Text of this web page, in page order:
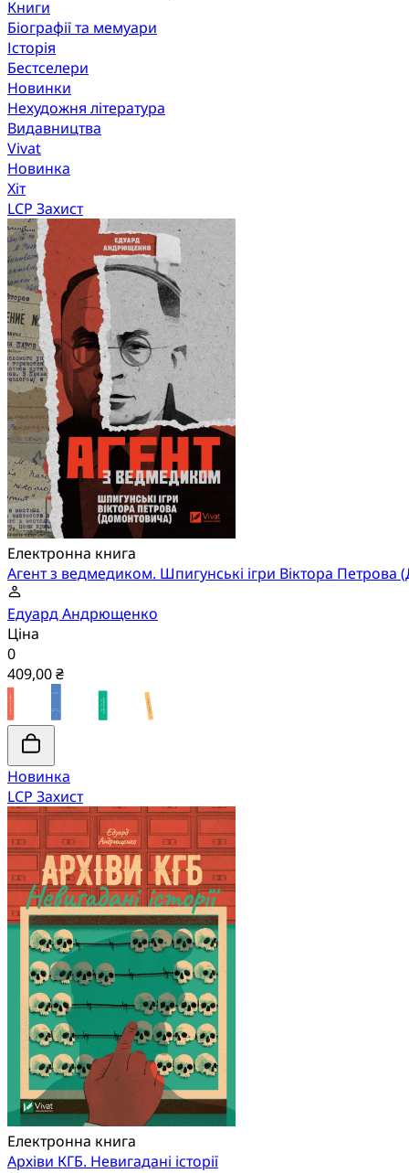
Книги
Біографії та мемуари
Історія
Бестселери
Новинки
Нехудожня література
Видавництва
Vivat
Новинка
Хіт
LCP Захист
Електронна книга
Агент з ведмедиком. Шпигунські ігри Віктора Петрова
Едуард Андрющенко
Ціна
0
409,00 ₴
Новинка
LCP Захист
Електронна книга
Архіви КГБ. Невигадані історії